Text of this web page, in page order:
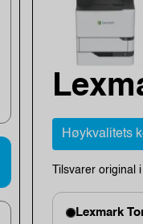
Høykvalitets
Tilsvarer original
Lexmark